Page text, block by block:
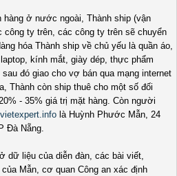
hàng ở nước ngoài, Thành ship (vận
công ty trên, các công ty trên sẽ chuyển
hóa Thành ship về chủ yếu là quần áo,
kính mắt, giày dép, thực phẩm
đó giao cho vợ bán qua mạng internet
Thành còn ship thuê cho một số đối
- 35% giá trị mặt hàng. Còn người
là Huỳnh Phước Mẫn, 24
Đà Nẵng.
dữ liệu của diễn đàn, các bài viết,
Mẫn, cơ quan Công an xác định